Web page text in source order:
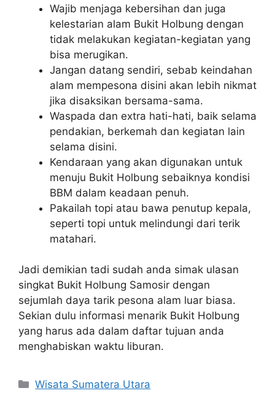
Wajib menjaga kebersihan dan juga
kelestarian alam Bukit Holbung dengan
tidak melakukan kegiatan-kegiatan yang
bisa merugikan.
Jangan datang sendiri, sebab keindahan
alam mempesona disini akan lebih nikmat
jika disaksikan bersama-sama.
Waspada dan extra hati-hati, baik selama
pendakian, berkemah dan kegiatan lain
selama disini.
Kendaraan yang akan digunakan untuk
menuju Bukit Holbung sebaiknya kondisi
BBM dalam keadaan penuh.
Pakailah topi atau bawa penutup kepala,
seperti topi untuk melindungi dari terik
matahari.
Jadi demikian tadi sudah anda simak ulasan
singkat Bukit Holbung Samosir dengan
sejumlah daya tarik pesona alam luar biasa.
Sekian dulu informasi menarik Bukit Holbung
yang harus ada dalam daftar tujuan anda
menghabiskan waktu liburan.
Categories
Wisata Sumatera Utara